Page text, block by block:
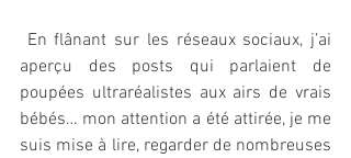
aperçu des posts qui parlaient de
poupées ultraréalistes aux airs de vrais
bébés… mon attention a été attirée, je me
suis mise à lire, regarder de nombreuses